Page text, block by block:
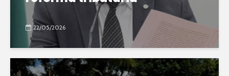
22/05/2026